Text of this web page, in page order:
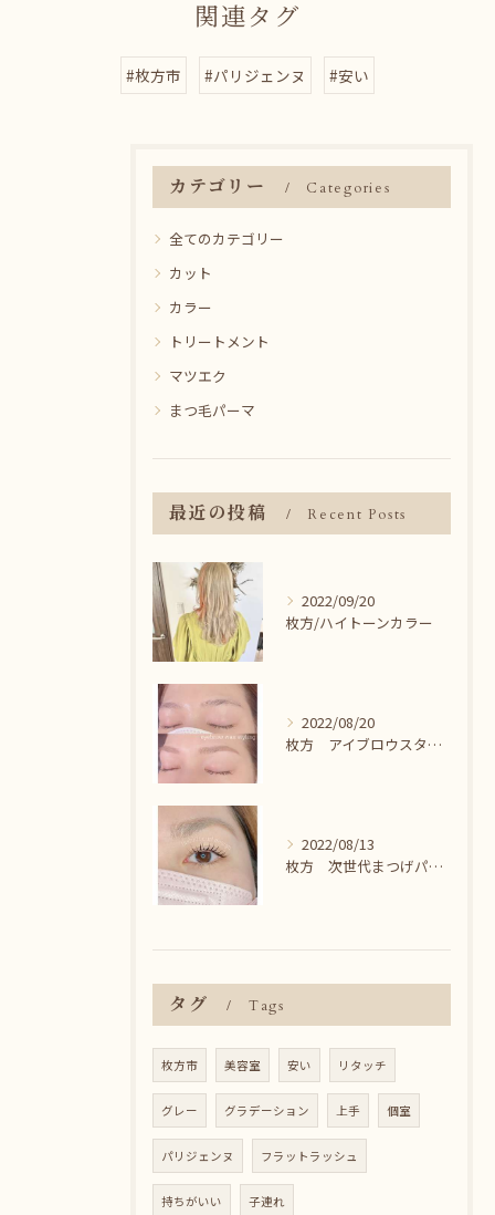
関連タグ
#枚方市 #パリジェンヌ #安い
カテゴリー Categories
全てのカテゴリー
カット
カラー
トリートメント
マツエク
まつ毛パーマ
最近の投稿 Recent Posts
2022/09/20
枚方/ハイトーンカラー
2022/08/20
枚方 アイブロウスタイリング＾＾
2022/08/13
枚方 次世代まつげパーマ♪
タグ Tags
枚方市 美容室 安い リタッチ
グレー グラデーション 上手 個室
パリジェンヌ フラットラッシュ
持ちがいい 子連れ